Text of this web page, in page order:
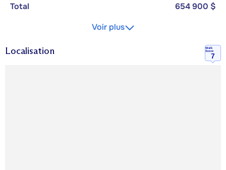
Total
654 900 $
Voir plus
Localisation
Walk
Score
7